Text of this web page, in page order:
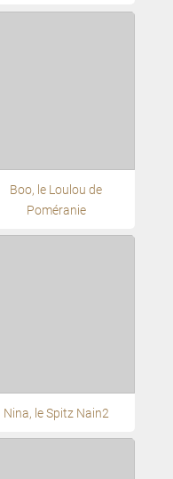
Boo, le Loulou de
Poméranie
Nina, le Spitz Nain2